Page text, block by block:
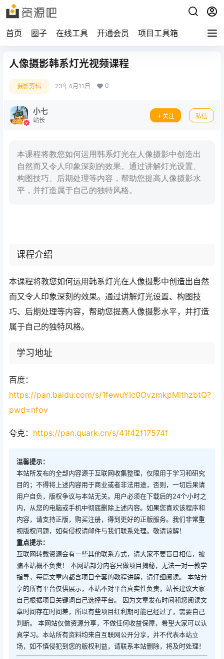
首页 圈子 在线工具 开通会员 项目工具箱
人像摄影韩系灯光视频课程
摄影剪辑 23年4月11日 0
小七
站长
关注 私信
本课程将教您如何运用韩系灯光在人像摄影中创造出
自然而又令人印象深刻的效果。通过讲解灯光设置、
构图技巧、后期处理等内容，帮助您提高人像摄影水
平，并打造属于自己的独特风格。
课程介绍
本课程将教您如何运用韩系灯光在人像摄影中创造出自然
而又令人印象深刻的效果。通过讲解灯光设置、构图技
巧、后期处理等内容，帮助您提高人像摄影水平，并打造
属于自己的独特风格。
学习地址
百度：
https://pan.baidu.com/s/1fewuYIc0OvzmkpMlthzbtQ?
pwd=nfov
夸克： https://pan.quark.cn/s/41f42f17574f
温馨提示：
本站所发布的全部内容源于互联网收集整理，仅限用于学习和研究
目的；不得将上述内容用于商业或者非法用途，否则，一切后果请
用户自负，版权争议与本站无关。用户必须在下载后的24个小时之
内，从您的电脑或手机中彻底删除上述内容。如果您喜欢该程序和
内容，请支持正版，购买注册，得到更好的正版服务。我们非常重
视版权问题，如有侵权请邮件与我们联系处理。敬请谅解！
重点提示：
互联网转载资源会有一些其他联系方式，请大家不要盲目相信，被
骗本站概不负责！ 本网站部分内容只做项目揭秘，无法一对一教学
指导，每篇文章内都含项目全套的教程讲解，请仔细阅读。 本站分
享的所有平台仅供展示，本站不对平台真实性负责，站长建议大家
自己根据项目关键词自己选择平台。 因为文章发布时间和您阅读文
章时间存在时间差，所以有些项目红利期可能已经过了，需要自己
判断。 本网站仅做资源分享，不做任何收益保障，希望大家可以认
真学习。本站所有资料均来自互联网公开分享，并不代表本站立
场，如不慎侵犯到您的版权利益，请联系本站删除，将及时处理！